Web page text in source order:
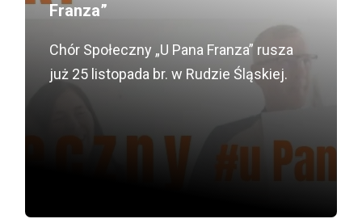
Franza”
Chór Społeczny „U Pana Franza” rusza
już 25 listopada br. w Rudzie Śląskiej.